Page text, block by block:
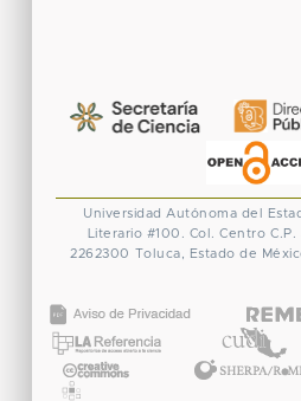
Universidad Autónoma del
Literario #100. Col. Centro
2262300 Toluca, Estado de